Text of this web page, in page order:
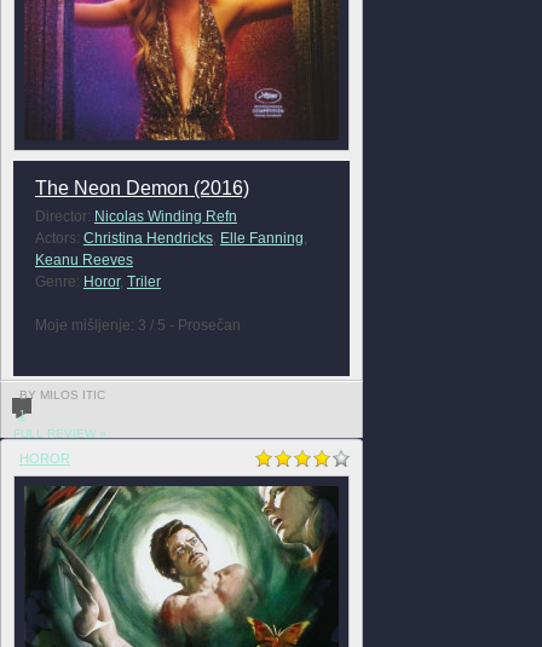
The Neon Demon (2016)
Director: Nicolas Winding Refn
Actors: Christina Hendricks, Elle Fanning
Keanu Reeves
Genre: Horor, Triler
Moje mišljenje: 3 / 5 - Prosečan
BY MILOS ITIC
1
FULL REVIEW »
HOROR